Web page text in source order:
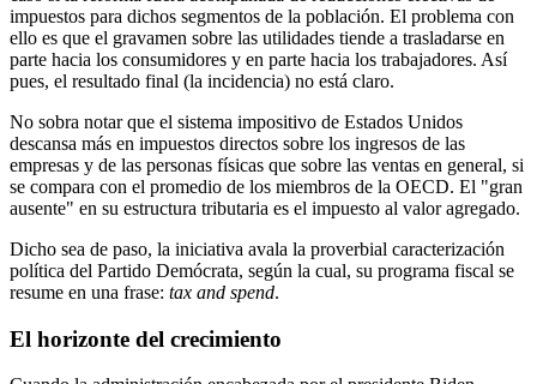
impuestos para dichos segmentos de la población. El problema con
ello es que el gravamen sobre las utilidades tiende a trasladarse en
parte hacia los consumidores y en parte hacia los trabajadores. Así
pues, el resultado final (la incidencia) no está claro.
No sobra notar que el sistema impositivo de Estados Unidos
descansa más en impuestos directos sobre los ingresos de las
empresas y de las personas físicas que sobre las ventas en general, si
se compara con el promedio de los miembros de la OECD. El "gran
ausente" en su estructura tributaria es el impuesto al valor agregado.
Dicho sea de paso, la iniciativa avala la proverbial caracterización
política del Partido Demócrata, según la cual, su programa fiscal se
resume en una frase: tax and spend.
El horizonte del crecimiento